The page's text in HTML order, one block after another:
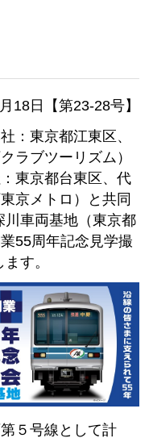
18日【第23-28号】
：東京都江東区、
ラブツーリズム）
東京都台東区、代
京メトロ）と共同
川車両基地（東京都
55周年記念見学撮
す。
５号線として計